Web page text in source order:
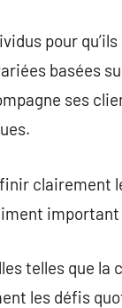
pour
basées
ses
clairement
telles que la
les défis